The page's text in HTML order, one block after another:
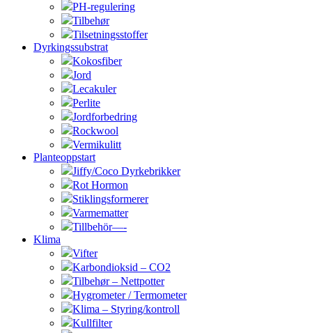
PH-regulering
Tilbehør
Tilsetningsstoffer
Dyrkingssubstrat
Kokosfiber
Jord
Lecakuler
Perlite
Jordforbedring
Rockwool
Vermikulitt
Planteoppstart
Jiffy/Coco Dyrkebrikker
Rot Hormon
Stiklingsformerer
Varmematter
Tillbehör—-
Klima
Vifter
Karbondioksid – CO2
Tilbehør – Nettpotter
Hygrometer / Termometer
Klima – Styring/kontroll
Kullfilter